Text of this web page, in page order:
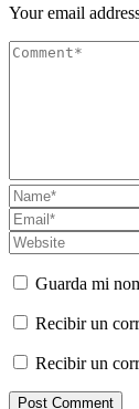
Your email
Guarda mi
Recibir un
Recibir un